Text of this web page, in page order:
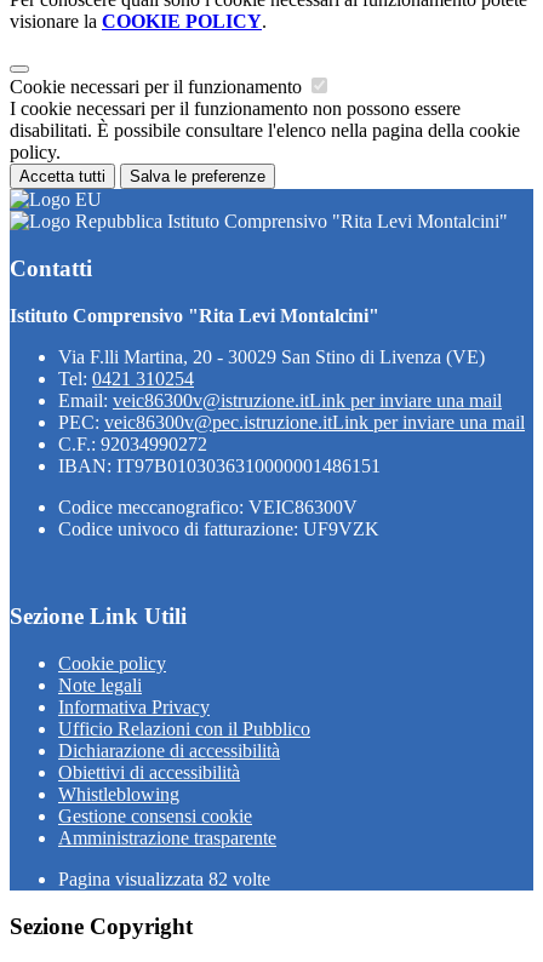
visionare la COOKIE POLICY.
Cookie necessari per il funzionamento
I cookie necessari per il funzionamento non possono essere
disabilitati. È possibile consultare l'elenco nella pagina della cookie
policy.
Accetta tutti Salva le preferenze
Istituto Comprensivo "Rita Levi Montalcini"
Contatti
Istituto Comprensivo "Rita Levi Montalcini"
Via F.lli Martina, 20 - 30029 San Stino di Livenza (VE)
Tel: 0421 310254
Email: veic86300v@istruzione.itLink per inviare una mail
PEC: veic86300v@pec.istruzione.itLink per inviare una mail
C.F.: 92034990272
IBAN: IT97B0103036310000001486151
Codice meccanografico: VEIC86300V
Codice univoco di fatturazione: UF9VZK
Sezione Link Utili
Cookie policy
Note legali
Informativa Privacy
Ufficio Relazioni con il Pubblico
Dichiarazione di accessibilità
Obiettivi di accessibilità
Whistleblowing
Gestione consensi cookie
Amministrazione trasparente
Pagina visualizzata 82 volte
Sezione Copyright